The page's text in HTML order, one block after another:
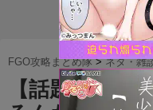
FGO攻略まとめ隊 >ネタ・雑
【話題】その